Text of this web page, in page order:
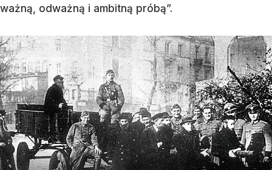
ważną, odważną i ambitną próbą”.